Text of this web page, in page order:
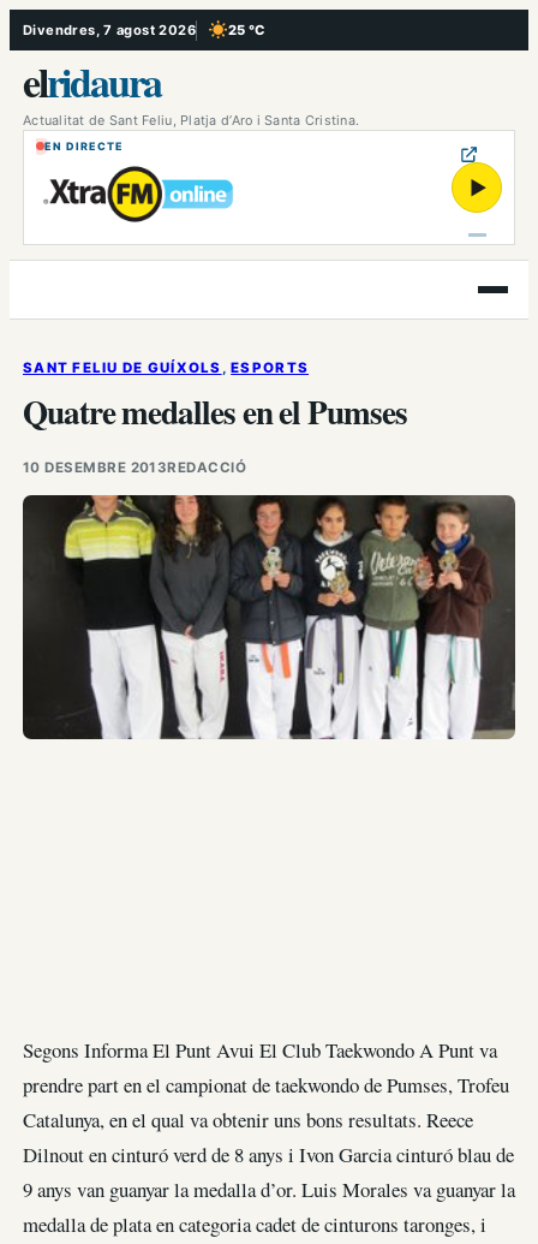
Vés
al
contingut
Divendres, 7 agost 2026 25 °C
, Cel serè
elridaura
Actualitat de Sant Feliu, Platja d’Aro i Santa Cristina.
EN DIRECTE
▶
Obre
el
SANT FELIU DE GUÍXOLS , ESPORTS
Quatre medalles en el Pumses
10 DESEMBRE 2013REDACCIÓ
Segons Informa El Punt Avui El Club Taekwondo A Punt va
prendre part en el campionat de taekwondo de Pumses, Trofeu
Catalunya, en el qual va obtenir uns bons resultats. Reece
Dilnout en cinturó verd de 8 anys i Ivon Garcia cinturó blau de
9 anys van guanyar la medalla d’or. Luis Morales va guanyar la
medalla de plata en categoria cadet de cinturons taronges, i